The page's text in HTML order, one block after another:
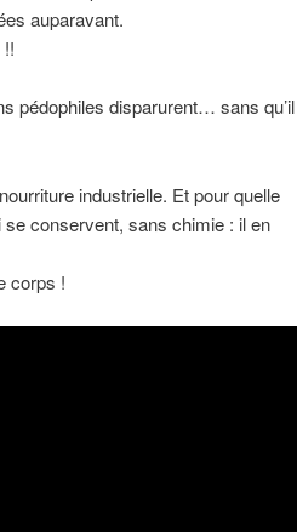
auparavant.
pédophiles disparurent… sans qu’il
industrielle. Et pour quelle
se conservent, sans chimie : il en
corps !